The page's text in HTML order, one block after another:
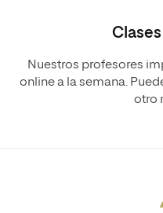
Nuestros profesores
online a la semana.
otro